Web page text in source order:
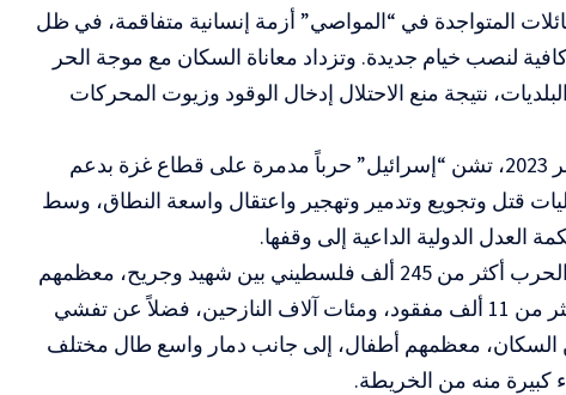
المتواجدة في “المواصي” أزمة إنسانية متفاقمة، في ظل
لنصب خيام جديدة. وتزداد معاناة السكان مع موجة الحر
نتيجة منع الاحتلال إدخال الوقود وزيوت المحركات
ومنذ الثامن من تشرين الأول/أكتوبر 2023، تشن “إسرائيل” حرباً مدمرة على قطاع غزة بدعم
قتل وتجويع وتدمير وتهجير واعتقال واسعة النطاق، وسط
العدل الدولية الداعية إلى وقفها.
ووفق معطيات فلسطينية، خلفت الحرب أكثر من 245 ألف فلسطيني بين شهيد وجريح، معظمهم
من الأطفال والنساء، إضافة إلى أكثر من 11 ألف مفقود، ومئات آلاف النازحين، فضلاً عن تفشي
السكان، معظمهم أطفال، إلى جانب دمار واسع طال مختلف
كبيرة منه من الخريطة.